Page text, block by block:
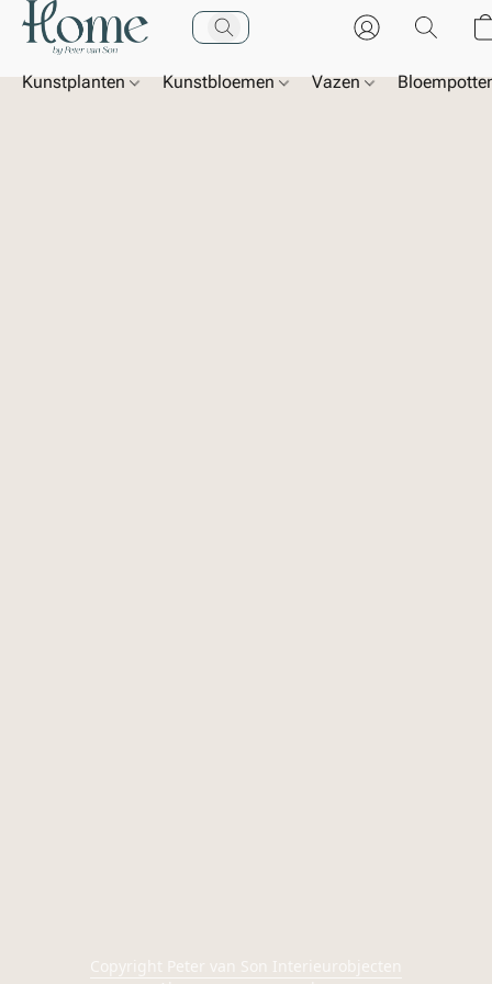
Kunstplanten Kunstbloemen Vazen
Copyright Peter van Son Interieurobjecten